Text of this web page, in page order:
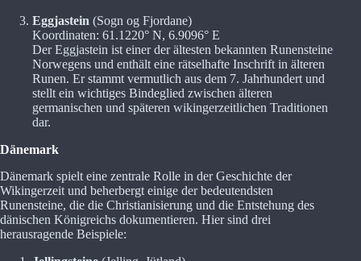
Eggjastein (Sogn og Fjordane)
Koordinaten: 61.1220° N, 6.9096° E
Der Eggjastein ist einer der ältesten bekannten Runensteine
Norwegens und enthält eine rätselhafte Inschrift in älteren
Runen. Er stammt vermutlich aus dem 7. Jahrhundert und
stellt ein wichtiges Bindeglied zwischen älteren
germanischen und späteren wikingerzeitlichen Traditionen
dar.
Dänemark
Dänemark spielt eine zentrale Rolle in der Geschichte der
Wikingerzeit und beherbergt einige der bedeutendsten
Runensteine, die die Christianisierung und die Entstehung des
dänischen Königreichs dokumentieren. Hier sind drei
herausragende Beispiele: